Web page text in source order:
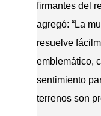
firmantes del
agregó: “La
resuelve
emblemático,
sentimiento
terrenos son